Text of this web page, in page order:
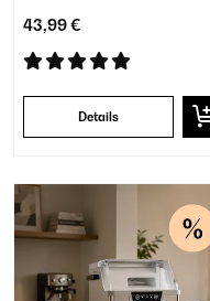
43,99 €
Details